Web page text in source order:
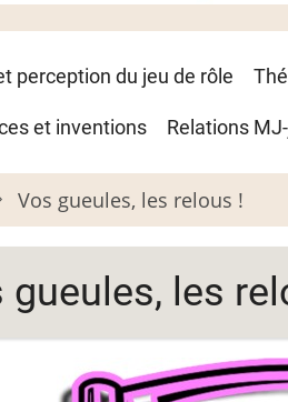
perception du jeu de rôle
et inventions Relations
Vos gueules, les relous !
gueules, les